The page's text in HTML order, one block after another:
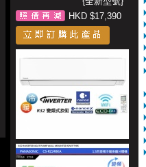
HKD $17,390